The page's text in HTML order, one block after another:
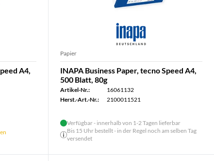
A4,
Papier
INAPA Business Paper, tecno Speed A4,
500 Blatt, 80g
Artikel-Nr.:
16061132
Herst.-Art.-Nr.:
2100011521
Verfügbar - innerhalb von 1-2 Tagen lieferbar
Bis 15 Uhr bestellt - in der Regel noch am selben Tag
versendet